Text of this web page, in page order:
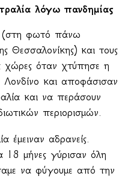
λόγω πανδημίας
(στη φωτό πάνω
Θεσσαλονίκης) και τους
χώρες όταν χτύπησε η
και αποφάσισαν
και να περάσουν
περιορισμών.
έμειναν αδρανείς.
μήνες γύρισαν όλη
να φύγουμε από την